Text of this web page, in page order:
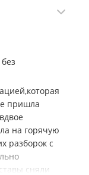
пришла
на горячую
разборок с
сняли